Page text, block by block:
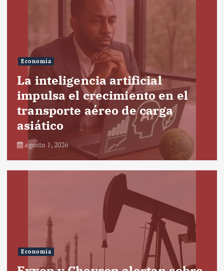
Economía
La inteligencia artificial
impulsa el crecimiento en el
transporte aéreo de carga
asiático
agosto 1, 2026
Economía